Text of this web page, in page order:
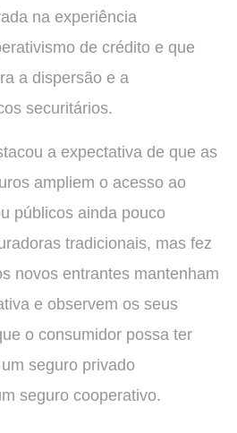
na experiência
de crédito e que
a dispersão e a
securitários.
a expectativa de que as
ampliem o acesso ao
públicos ainda pouco
tradicionais, mas fez
novos entrantes mantenham
e observem os seus
o consumidor possa ter
seguro privado
seguro cooperativo.